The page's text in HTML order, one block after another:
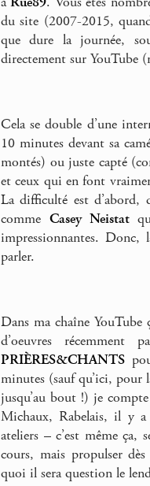
du site (2007-2015,
que dure la journée,
directement sur YouTube
Cela se double d’une
10 minutes devant sa
montés) ou juste capté
et ceux qui en font
La difficulté est d’abord,
comme Casey Neistat
impressionnantes.
parler.
Dans ma chaîne
d’oeuvres récemment
PRIÈRES&CHANTS
minutes (sauf qu’ici, pour
jusqu’au bout !) je
Michaux, Rabelais, il y
ateliers – c’est même ça,
cours, mais propulser
quoi il sera question le